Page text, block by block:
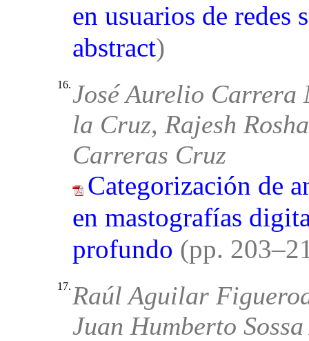
en usuarios de redes
abstract)
16.José Aurelio Carrera
la Cruz, Rajesh
Carreras Cruz
Categorización de
en mastografías
profundo (pp.
17. Raúl Aguilar
Juan Humberto